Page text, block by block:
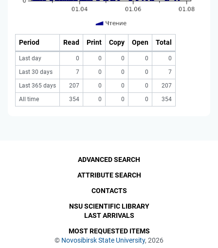
Period Read Print Copy Open Total
Last day 0 0 0 0
0
Last 30 days
7 0 0 0
7
Last 365 days
207 0 0 0
207
All time
354 0 0 0 354
© Novosibirsk State University, 2026
ADVANCED SEARCH
ATTRIBUTE SEARCH
CONTACTS
NSU SCIENTIFIC LIBRARY
LAST ARRIVALS
MOST REQUESTED ITEMS